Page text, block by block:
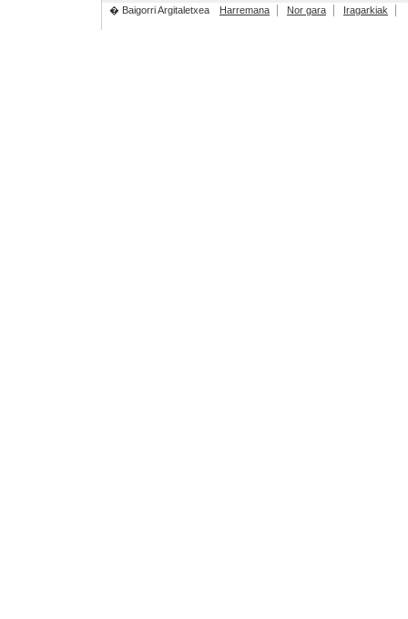
� Baigorri Argitaletxea Harremana Nor gara Iragarkiak